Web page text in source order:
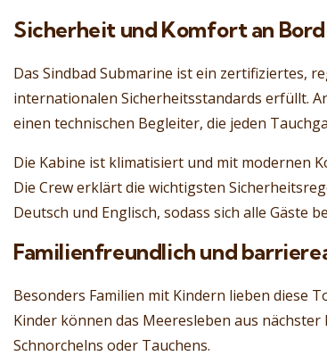
Sicherheit und Komfort an Bord
Das Sindbad Submarine ist ein zertifiziertes,
internationalen Sicherheitsstandards erfüllt.
einen technischen Begleiter, die jeden
Die Kabine ist klimatisiert und mit modernen
Die Crew erklärt die wichtigsten
Deutsch und Englisch, sodass sich alle Gäste
Familienfreundlich und
Besonders Familien mit Kindern lieben diese
Kinder können das Meeresleben aus
Schnorchelns oder Tauchens.